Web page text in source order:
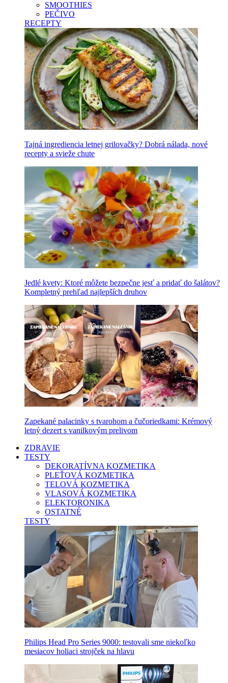
SMOOTHIES
PEČIVO
RECEPTY
Tajná ingrediencia letnej grilovačky? Dobrá nálada, nové
recepty a svieže chute
Jedlé kvety: Ktoré môžete bezpečne jesť a pridať do šalátov?
Kompletný prehľad najlepších druhov
Zapekané palacinky s tvarohom a čučoriedkami: Krémový
letný dezert s vanilkovým prelivom
ZDRAVIE
TESTY
DEKORATÍVNA KOZMETIKA
PLEŤOVÁ KOZMETIKA
TELOVÁ KOZMETIKA
VLASOVÁ KOZMETIKA
ELEKTORONIKA
OSTATNÉ
TESTY
Philips Head Pro Series 9000: testovali sme niekoľko
mesiacov holiaci strojček na hlavu